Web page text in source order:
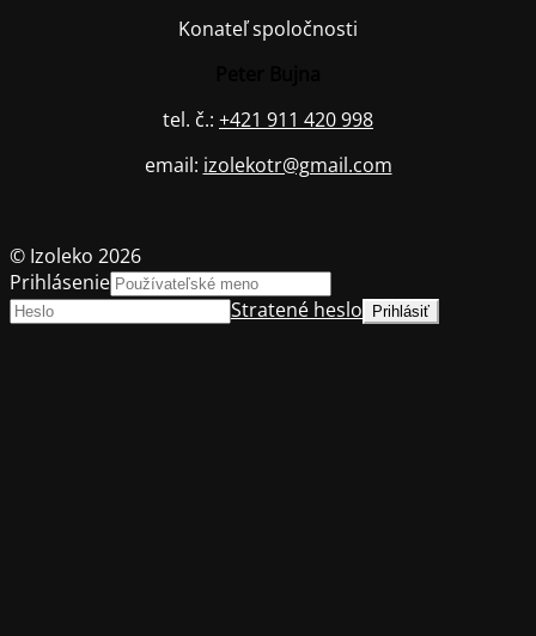
Konateľ spoločnosti
tel. č.: +421 911 420 998
email: izolekotr@gmail.com
© Izoleko 2026
Prihlásenie
Stratené heslo